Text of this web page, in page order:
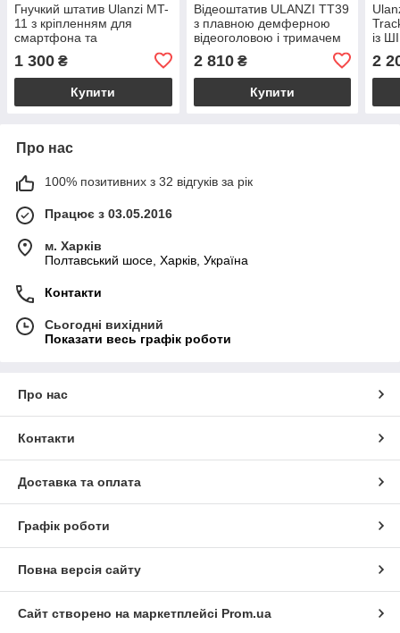
Гнучкий штатив Ulanzi MT-
11 з кріпленням для
смартфона та
Bluetooth пультом
1 300 ₴
Купити
Відеоштатив ULANZI TT39
з плавною демферною
відеоголовою і тримачем
2 810₴
Купити
із
2
Про нас
100% позитивних з 32 відгуків за рік
Працює з 03.05.2016
м. Харків
Полтавський шосе, Харків, Україна
Контакти
Сьогодні вихідний
Показати весь графік роботи
Про нас
Контакти
Доставка та оплата
Графік роботи
Повна версія сайту
Сайт створено на маркетплейсі Prom.ua